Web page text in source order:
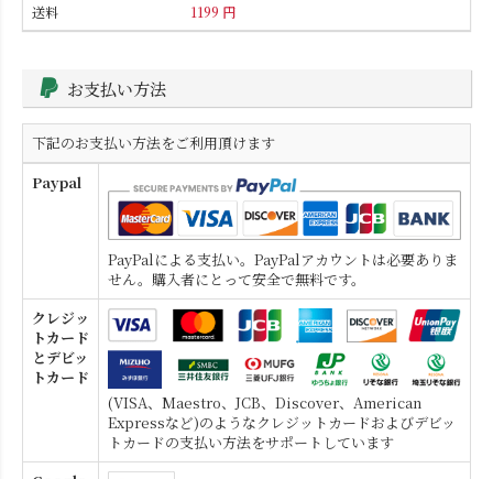
1199 円
お支払い方法
下記のお支払い方法をご利用頂けます
Paypal
PayPalによる支払い。PayPalアカウントは必要ありま
せん。購入者にとって安全で無料です。
クレジッ
トカード
とデビッ
トカード
(VISA、Maestro、JCB、Discover、American
Expressなど)のようなクレジットカードおよびデビッ
トカードの支払い方法をサポートしています